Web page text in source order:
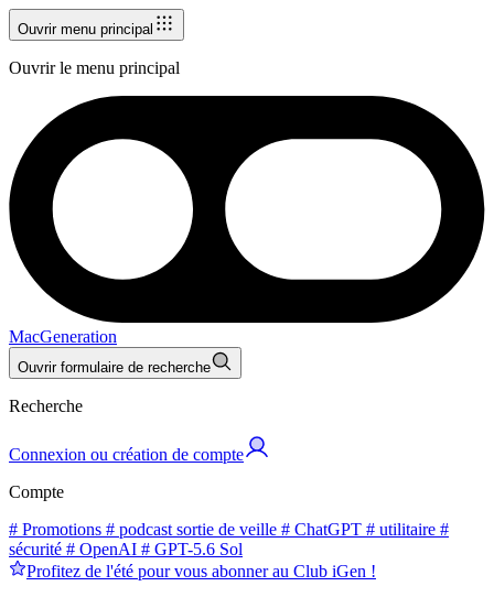
Ouvrir menu principal
Ouvrir le menu principal
MacGeneration
Ouvrir formulaire de recherche
Recherche
Connexion ou création de compte
Compte
# Promotions # podcast sortie de veille # ChatGPT # utilitaire #
sécurité # OpenAI # GPT-5.6 Sol
Profitez de l'été pour vous abonner au Club iGen !